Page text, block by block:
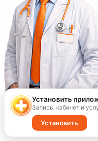
Установить
Запись, кабинет и
Установить